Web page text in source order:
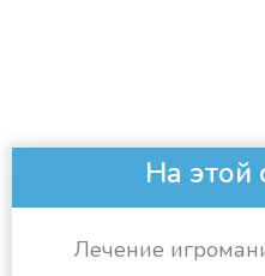
На этой
Лечение